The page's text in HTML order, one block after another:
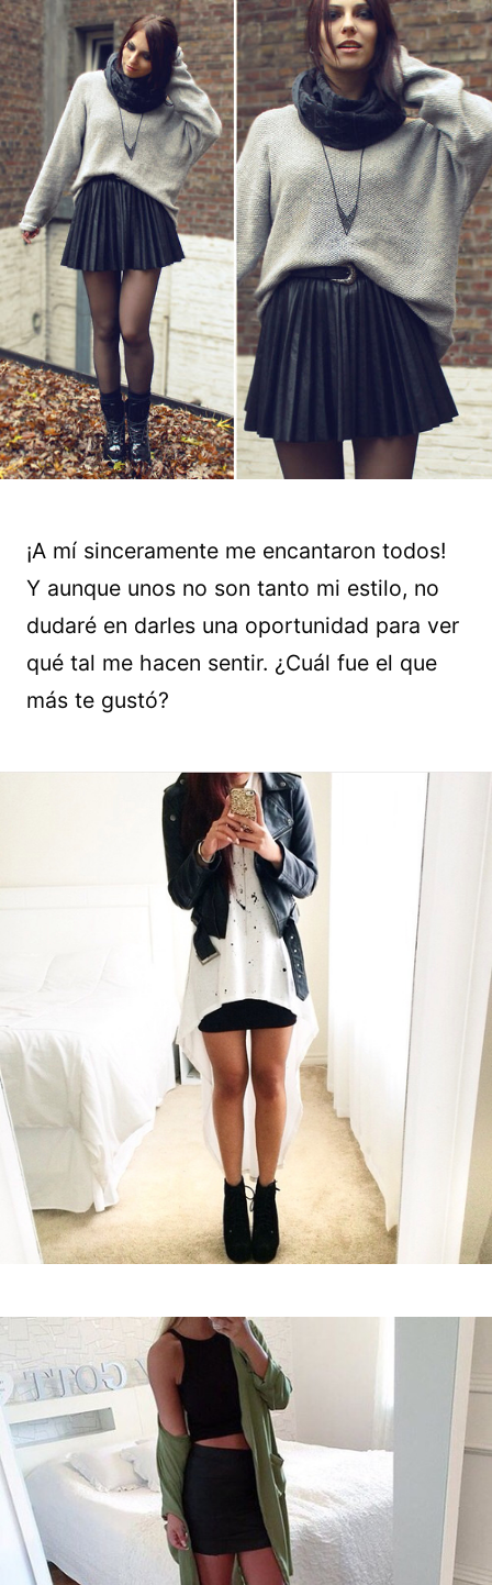
¡A mí sinceramente me encantaron todos!
Y aunque unos no son tanto mi estilo, no
dudaré en darles una oportunidad para ver
qué tal me hacen sentir. ¿Cuál fue el que
más te gustó?